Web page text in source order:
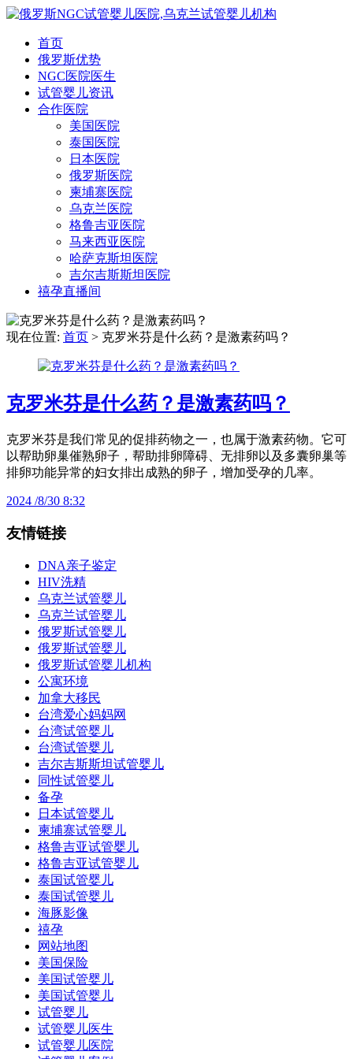
首页
俄罗斯优势
NGC医院医生
试管婴儿资讯
合作医院
美国医院
泰国医院
日本医院
俄罗斯医院
柬埔寨医院
乌克兰医院
格鲁吉亚医院
马来西亚医院
哈萨克斯坦医院
吉尔吉斯斯坦医院
禧孕直播间
现在位置: 首页 > 克罗米芬是什么药？是激素药吗？
克罗米芬是什么药？是激素药吗？
克罗米芬是我们常见的促排药物之一，也属于激素药物。它可
以帮助卵巢催熟卵子，帮助排卵障碍、无排卵以及多囊卵巢等
排卵功能异常的妇女排出成熟的卵子，增加受孕的几率。
2024 /8/30 8:32
友情链接
DNA亲子鉴定
HIV洗精
乌克兰试管婴儿
乌克兰试管婴儿
俄罗斯试管婴儿
俄罗斯试管婴儿
俄罗斯试管婴儿机构
公寓环境
加拿大移民
台湾爱心妈妈网
台湾试管婴儿
台湾试管婴儿
吉尔吉斯斯坦试管婴儿
同性试管婴儿
备孕
日本试管婴儿
柬埔寨试管婴儿
格鲁吉亚试管婴儿
格鲁吉亚试管婴儿
泰国试管婴儿
泰国试管婴儿
海豚影像
禧孕
网站地图
美国保险
美国试管婴儿
美国试管婴儿
试管婴儿
试管婴儿医生
试管婴儿医院